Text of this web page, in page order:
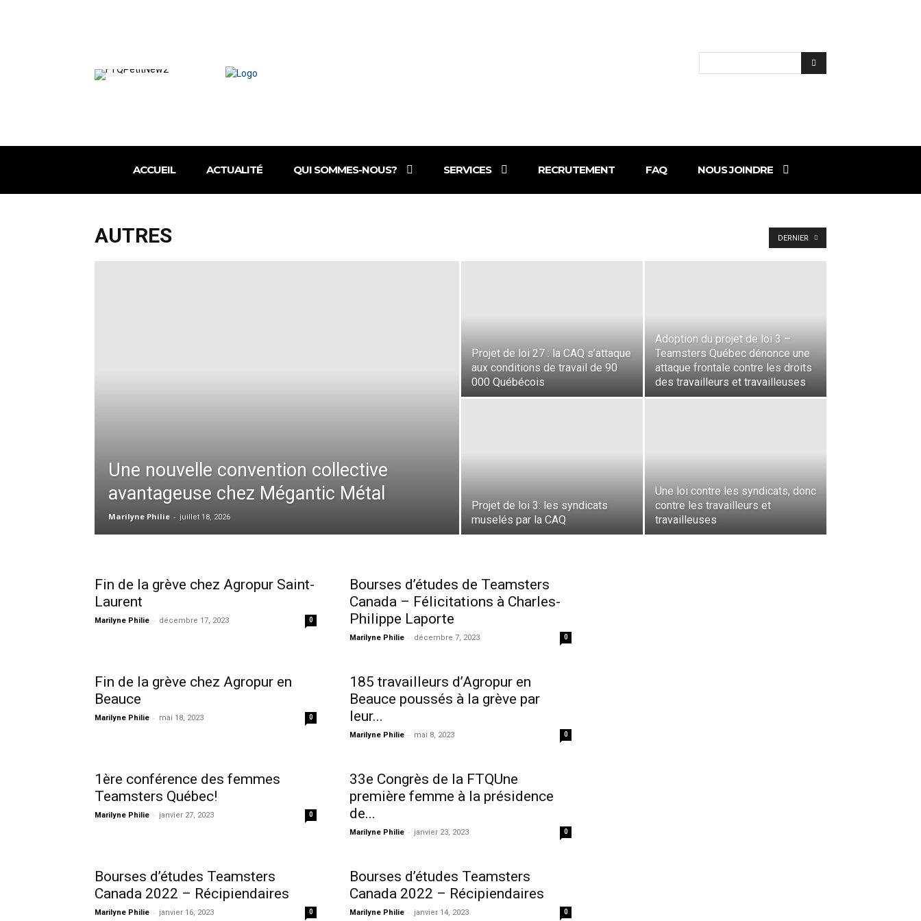
ACCUEIL ACTUALITÉ QUI SOMMES-NOUS? SERVICES RECRUTEMENT FAQ NOUS JOINDRE
AUTRES DERNIER
Une nouvelle convention collective
avantageuse chez Mégantic Métal
Marilyne Philie - juillet 18, 2026
Projet de loi 27 : la CAQ s’attaque
aux conditions de travail de 90
000 Québécois
Adoption du projet de loi 3 –
Teamsters Québec dénonce une
attaque frontale contre les droits
des travailleurs et travailleuses
Projet de loi 3: les syndicats
muselés par la CAQ
Une loi contre les syndicats, donc
contre les travailleurs et
travailleuses
Fin de la grève chez Agropur Saint-
Laurent
Marilyne Philie - décembre 17, 2023 0
Bourses d’études de Teamsters
Canada – Félicitations à Charles-
Philippe Laporte
Marilyne Philie - décembre 7, 2023 0
Fin de la grève chez Agropur en
Beauce
Marilyne Philie - mai 18, 2023 0
185 travailleurs d’Agropur en
Beauce poussés à la grève par
leur...
Marilyne Philie - mai 8, 2023 0
1ère conférence des femmes
Teamsters Québec!
Marilyne Philie - janvier 27, 2023 0
33e Congrès de la FTQUne
première femme à la présidence
de...
Marilyne Philie - janvier 23, 2023 0
Bourses d’études Teamsters
Canada 2022 – Récipiendaires
Marilyne Philie - janvier 16, 2023 0
Bourses d’études Teamsters
Canada 2022 – Récipiendaires
Marilyne Philie - janvier 14, 2023 0